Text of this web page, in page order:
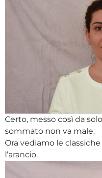
Certo, messo così da
sommato non va male.
Ora vediamo le
l’arancio.